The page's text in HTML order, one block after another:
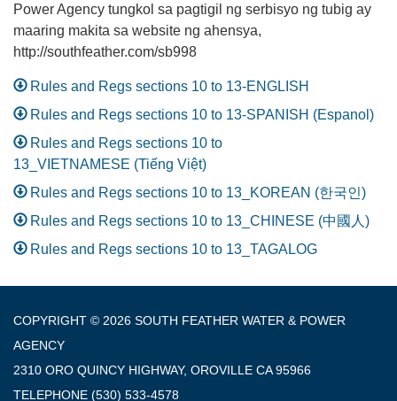
Power Agency tungkol sa pagtigil ng serbisyo ng tubig ay
maaring makita sa website ng ahensya,
http://southfeather.com/sb998
Rules and Regs sections 10 to 13-ENGLISH
Rules and Regs sections 10 to 13-SPANISH (Espanol)
Rules and Regs sections 10 to
13_VIETNAMESE (Tiếng Việt)
Rules and Regs sections 10 to 13_KOREAN (한국인)
Rules and Regs sections 10 to 13_CHINESE (中國人)
Rules and Regs sections 10 to 13_TAGALOG
COPYRIGHT © 2026 SOUTH FEATHER WATER & POWER
AGENCY
2310 ORO QUINCY HIGHWAY, OROVILLE CA 95966
TELEPHONE (530) 533-4578